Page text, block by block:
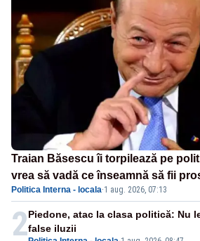
Traian Băsescu îi torpilează pe
vrea să vadă ce înseamnă să fii
România
Politica Interna - locala·1 aug. 2026, 07:13
2Piedone, atac la clasa politică: Nu
false iluzii